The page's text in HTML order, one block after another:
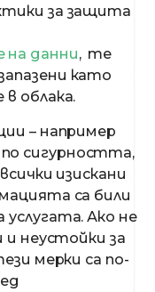
за защита
на данни, те
като
облака.
– например
сигурността,
изискани
са били
Ако не
и неустойки за
мерки са по-